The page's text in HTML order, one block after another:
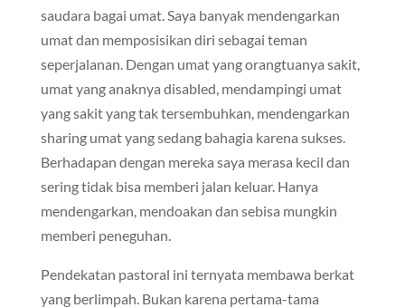
saudara bagai umat. Saya banyak mendengarkan
umat dan memposisikan diri sebagai teman
seperjalanan. Dengan umat yang orangtuanya sakit,
umat yang anaknya disabled, mendampingi umat
yang sakit yang tak tersembuhkan, mendengarkan
sharing umat yang sedang bahagia karena sukses.
Berhadapan dengan mereka saya merasa kecil dan
sering tidak bisa memberi jalan keluar. Hanya
mendengarkan, mendoakan dan sebisa mungkin
memberi peneguhan.
Pendekatan pastoral ini ternyata membawa berkat
yang berlimpah. Bukan karena pertama-tama